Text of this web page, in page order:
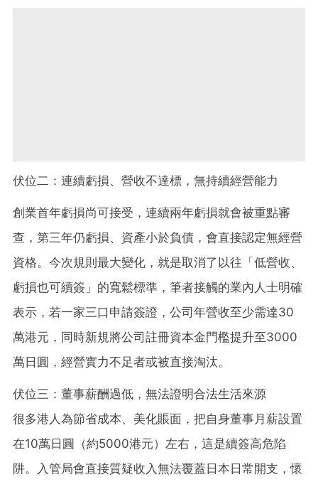
伏位二：連續虧損、營收不達標，無持續經營能力
創業首年虧損尚可接受，連續兩年虧損就會被重點審
查，第三年仍虧損、資產小於負債，會直接認定無經營
資格。今次規則最大變化，就是取消了以往「低營收、
虧損也可續簽」的寬鬆標準，筆者接觸的業內人士明確
表示，若一家三口申請簽證，公司年營收至少需達30
萬港元，同時新規將公司註冊資本金門檻提升至3000
萬日圓，經營實力不足者或被直接淘汰。
伏位三：董事薪酬過低，無法證明合法生活來源
很多港人為節省成本、美化賬面，把自身董事月薪設置
在10萬日圓（約5000港元）左右，這是續簽高危陷
阱。入管局會直接質疑收入無法覆蓋日本日常開支，懷